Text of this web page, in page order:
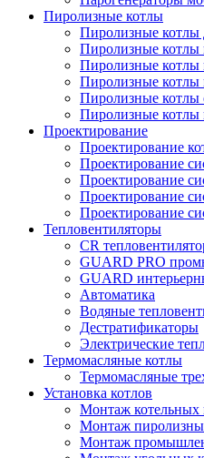
Пиролизные котлы
Пиролизные котлы
Пиролизные котлы
Пиролизные котлы
Пиролизные котлы
Пиролизные котлы
Пиролизные котлы
Проектирование
Проектирование
Проектирование
Проектирование
Проектирование
Проектирование
Тепловентиляторы
CR
GUARD PRO
GUARD
Автоматика
Водяные
Дестратификаторы
Электрические
Термомасляные котлы
Термомасляные
Установка котлов
Монтаж котельных
Монтаж
Монтаж